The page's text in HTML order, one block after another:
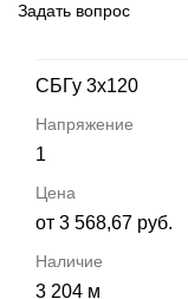
Задать вопрос
СБГу 3х120
1
от 3 568,67 руб.
3 204 м